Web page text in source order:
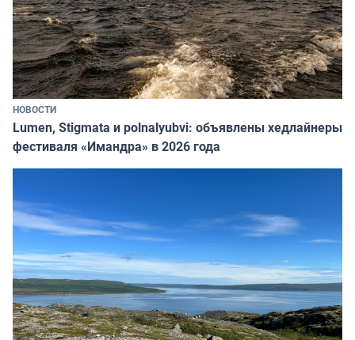
НОВОСТИ
Lumen, Stigmata и polnalyubvi: объявлены хедлайнеры
фестиваля «Имандра» в 2026 года